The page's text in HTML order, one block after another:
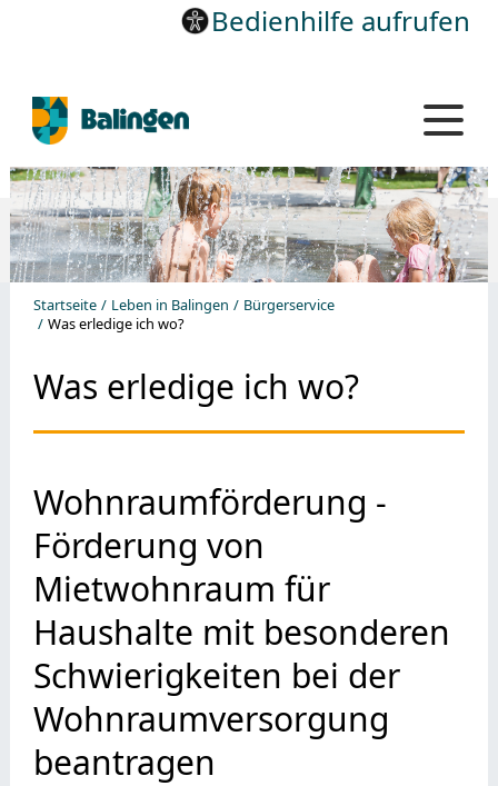
Bedienhilfe aufrufen
Startseite Leben in Balingen
Bürgerservice
Was erledige ich wo?
Was erledige ich wo?
Wohnraumförderung -
Förderung von
Mietwohnraum für
Haushalte mit besonderen
Schwierigkeiten bei der
Wohnraumversorgung
beantragen